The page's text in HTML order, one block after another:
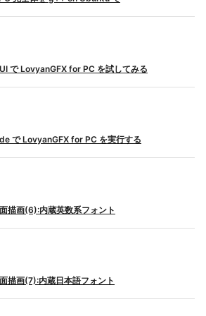
で LovyanGFX for PC を試してみる
で LovyanGFX for PC を実行する
描画(6):内蔵英数系フォント
描画(7):内蔵日本語フォント